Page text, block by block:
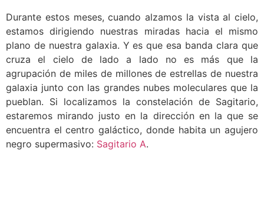
Durante estos meses, cuando alzamos la vista al cielo,
estamos dirigiendo nuestras miradas hacia el mismo
plano de nuestra galaxia. Y es que esa banda clara que
cruza el cielo de lado a lado no es más que la
agrupación de miles de millones de estrellas de nuestra
galaxia junto con las grandes nubes moleculares que la
pueblan. Si localizamos la constelación de Sagitario,
estaremos mirando justo en la dirección en la que se
encuentra el centro galáctico, donde habita un agujero
negro supermasivo: Sagitario A.